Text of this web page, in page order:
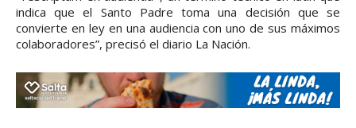
indica que el Santo Padre toma una decisión que se
convierte en ley en una audiencia con uno de sus máximos
colaboradores”, precisó el diario La Nación.